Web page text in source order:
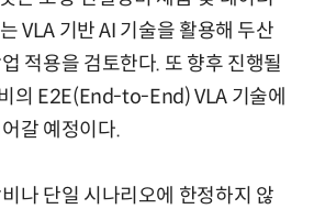
VLA 기반 AI 기술을 활용해 두산
적용을 검토한다. 또 향후 진행될
의 E2E(End-to-End) VLA 기술에
갈 예정이다.
나 단일 시나리오에 한정하지 않